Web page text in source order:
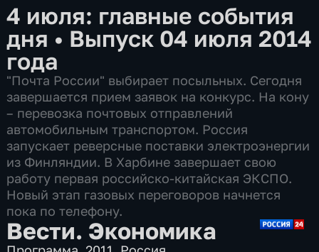
4 июля: главные события
дня • Выпуск 04 июля 2014
года
"Почта России" выбирает посыльных. Сегодня
завершается прием заявок на конкурс. На кону
– перевозка почтовых отправлений
автомобильным транспортом. Россия
запускает реверсные поставки электроэнергии
из Финляндии. В Харбине завершает свою
работу первая российско-китайская ЭКСПО.
Новый этап газовых переговоров начнется
пока по телефону.
Вести. Экономика